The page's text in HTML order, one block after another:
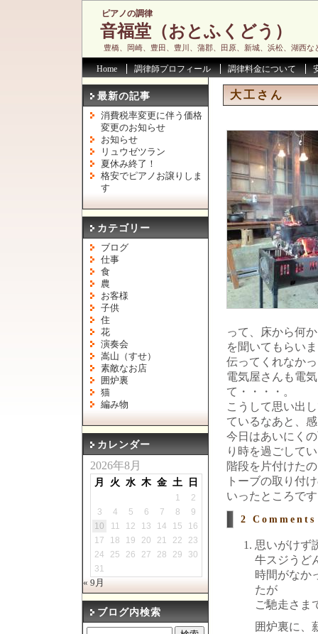
ピアノの調律
音福堂（おとふくどう）
豊橋、岡崎、豊田、豊川、蒲郡、田原、新城、浜松、湖西
Home 調律師プロフィール 調律料金について
大工さん
って、床から何
を聞いてもらい
伝ってくれなか
電気屋さんも電
て・・・・。
こうして思い出
ているなあと、
今日はあいにく
り時を過ごして
階段を片付けた
トーブの取り付
いったところで
2
思いがけず
牛スジうど
時間がなか
たが
ご馳走さま
囲炉裏に、
最新の記事
消費税率変更に伴う価格
変更のお知らせ
お知らせ
リュウゼツラン
夏休み終了！
格安でピアノお譲りしま
す
カテゴリー
ブログ
仕事
食
農
お客様
子供
住
花
演奏会
嵩山（すせ）
素敵なお店
囲炉裏
猫
編み物
カレンダー
2026年8月
月 火 水 木 金 土 日
1
2
3
4 5 6 7 8
9
10
11 12 13 14 15
16
17
18 19 20 21 22
23
24
25 26 27 28 29
30
31
« 9月
ブログ内検索